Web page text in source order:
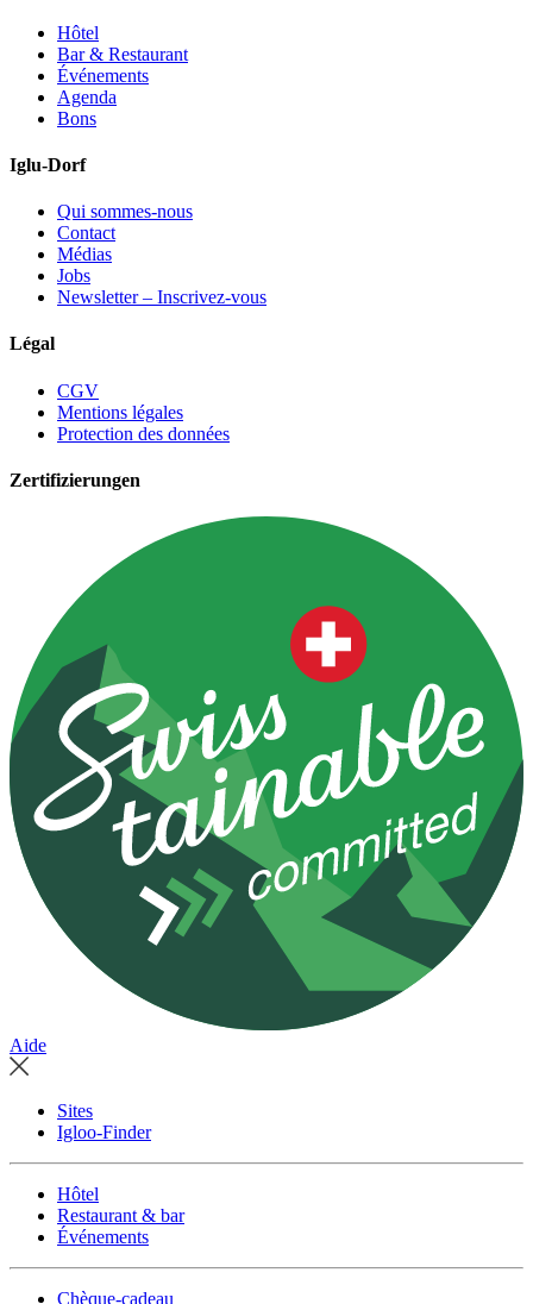
Hôtel
Bar & Restaurant
Événements
Agenda
Bons
Iglu-Dorf
Qui sommes-nous
Contact
Médias
Jobs
Newsletter – Inscrivez-vous
Légal
CGV
Mentions légales
Protection des données
Zertifizierungen
Aide
Sites
Igloo-Finder
Hôtel
Restaurant & bar
Événements
Chèque-cadeau